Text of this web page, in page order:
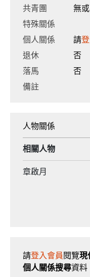
共青團
無
特殊關係
個人關係
請
退休
否
落馬
否
備註
人物關係
相關人物
章啟月
請登入會員 閱覽現
個人關係搜尋資料